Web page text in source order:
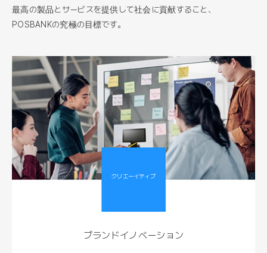
最高の製品とサービスを提供して社会に貢献すること、
POSBANKの究極の目標です。
ブランドイノベーション
クリエーイティブ